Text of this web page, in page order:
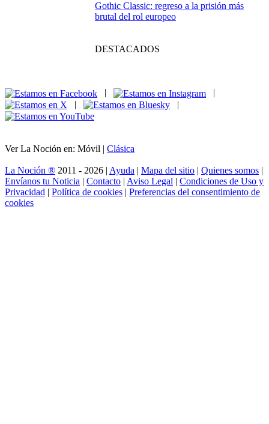
Gothic Classic: regreso a la prisión más
brutal del rol europeo
DESTACADOS
|
|
|
|
Ver La Noción en: Móvil | Clásica
La Noción ® 2011 - 2026 | Ayuda | Mapa del sitio | Quienes somos |
Envíanos tu Noticia | Contacto | Aviso Legal | Condiciones de Uso y
Privacidad | Política de cookies | Preferencias del consentimiento de
cookies